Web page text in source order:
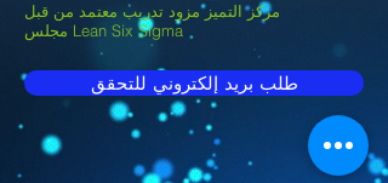
مركز التميز مزود تدريب معتمد من قبل
مجلس Lean Six Sigma
طلب بريد إلكتروني للتحقق